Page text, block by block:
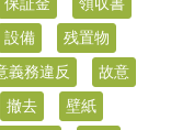
保証金
領収書
設備
残置物
義務違反
故意
撤去
壁紙